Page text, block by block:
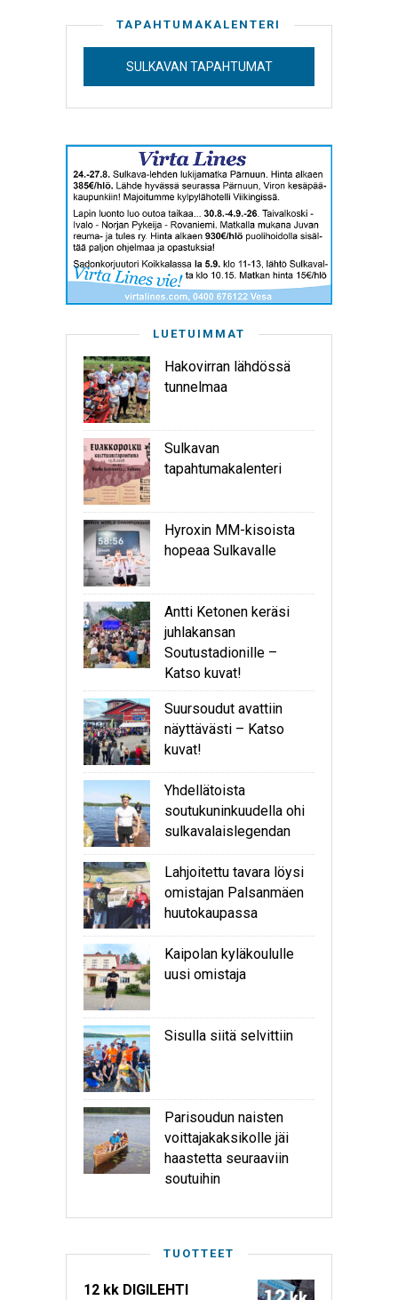
TAPAHTUMAKALENTERI
SULKAVAN TAPAHTUMAT
LUETUIMMAT
Hakovirran lähdössä
tunnelmaa
Sulkavan
tapahtumakalenteri
Hyroxin MM-kisoista
hopeaa Sulkavalle
Antti Ketonen keräsi
juhlakansan
Soutustadionille –
Katso kuvat!
Suursoudut avattiin
näyttävästi – Katso
kuvat!
Yhdellätoista
soutukuninkuudella ohi
sulkavalaislegendan
Lahjoitettu tavara löysi
omistajan Palsanmäen
huutokaupassa
Kaipolan kyläkoululle
uusi omistaja
Sisulla siitä selvittiin
Parisoudun naisten
voittajakaksikolle jäi
haastetta seuraaviin
soutuihin
TUOTTEET
12 kk DIGILEHTI